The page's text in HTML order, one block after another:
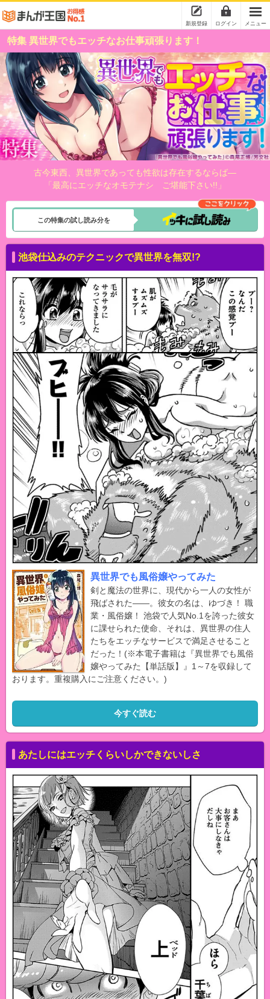
新規登録 ログイン メニュー
特集 異世界でもエッチなお仕事頑張ります！
古今東西、異世界であっても性欲は存在するならば―
「最高にエッチなオモテナシ ご堪能下さい!!」
この特集の試し読み分を
池袋仕込みのテクニックで異世界を無双!?
異世界でも風俗嬢やってみた
剣と魔法の世界に、現代から一人の女性が
飛ばされた――。彼女の名は、ゆづき！ 職
業・風俗嬢！ 池袋で人気No.1を誇った彼女
に課せられた使命、それは、異世界の住人
たちをエッチなサービスで満足させること
だった！(※本電子書籍は『異世界でも風俗
嬢やってみた【単話版】』1～7を収録して
おります。重複購入にご注意ください。)
今すぐ読む
あたしにはエッチくらいしかできないしさ